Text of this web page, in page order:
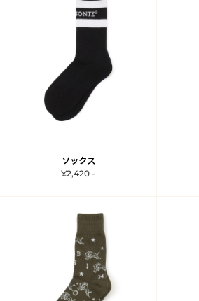
ソックス
¥2,420 -